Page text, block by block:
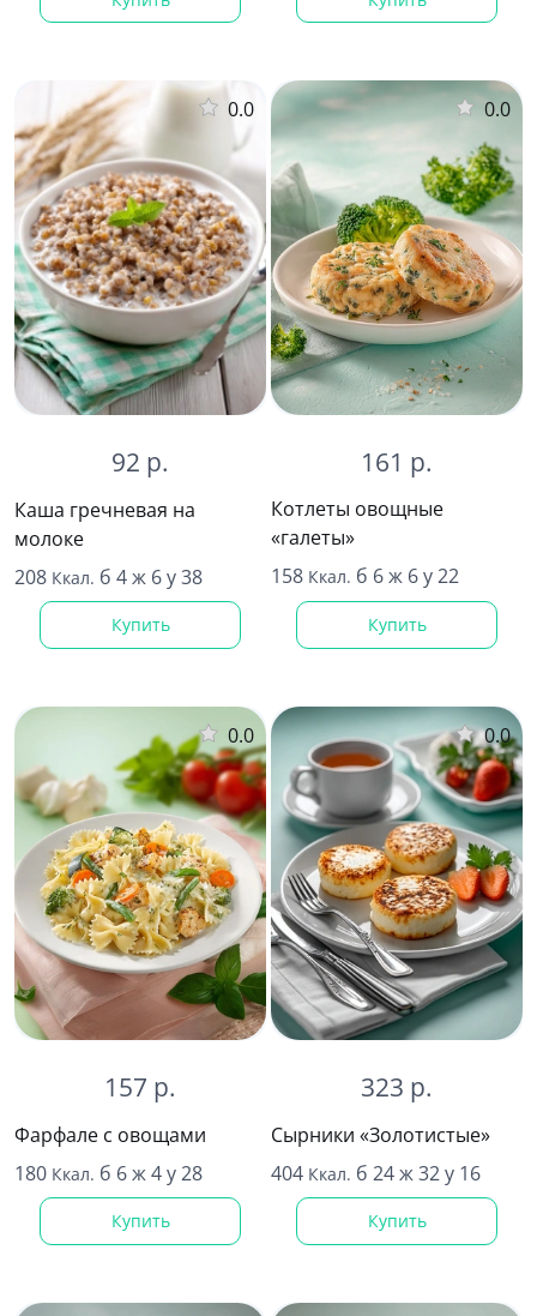
92 р.
Каша гречневая на
молоке
208 Ккал. б 4 ж 6 у 38
0.0
Купить
161 р.
Котлеты овощные
«галеты»
158 Ккал. б 6 ж 6 у 22
0.0
Купить
157 р.
Фарфале с овощами
180 Ккал. б 6 ж 4 у 28
0.0
Купить
323 р.
Сырники «Золотистые»
404 Ккал. б 24 ж 32 у 16
0.0
Купить